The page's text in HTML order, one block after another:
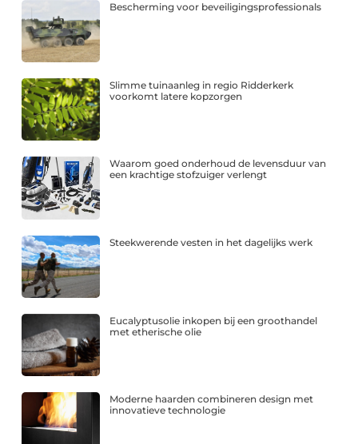
Bescherming voor beveiligingsprofessionals
Slimme tuinaanleg in regio Ridderkerk
voorkomt latere kopzorgen
Waarom goed onderhoud de levensduur van
een krachtige stofzuiger verlengt
Steekwerende vesten in het dagelijks werk
Eucalyptusolie inkopen bij een groothandel
met etherische olie
Moderne haarden combineren design met
innovatieve technologie